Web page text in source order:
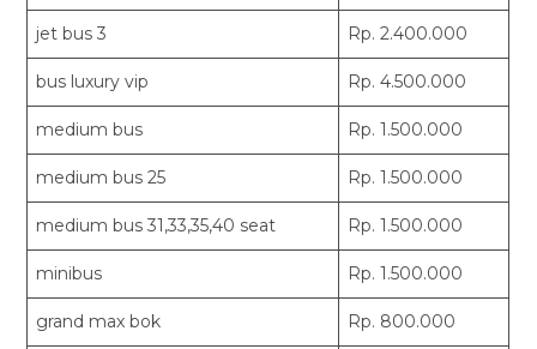
jet bus 3 Rp. 2.400.000
bus luxury vip Rp. 4.500.000
medium bus Rp. 1.500.000
medium bus 25 Rp. 1.500.000
medium bus 31,33,35,40 seat Rp. 1.500.000
minibus Rp. 1.500.000
grand max bok Rp. 800.000